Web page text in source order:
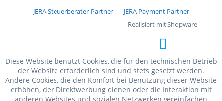
JERA Steuerberater-Partner
JERA Payment-Partner
Realisiert mit Shopware
Diese Website benutzt Cookies, die für den technischen Betrieb
der Website erforderlich sind und stets gesetzt werden.
Andere Cookies, die den Komfort bei Benutzung dieser Website
erhöhen, der Direktwerbung dienen oder die Interaktion mit
anderen Websites und sozialen Netzwerken vereinfachen